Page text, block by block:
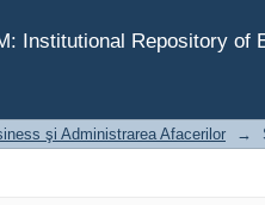
Institutional Repository of
şi Administrarea Afacerilor →